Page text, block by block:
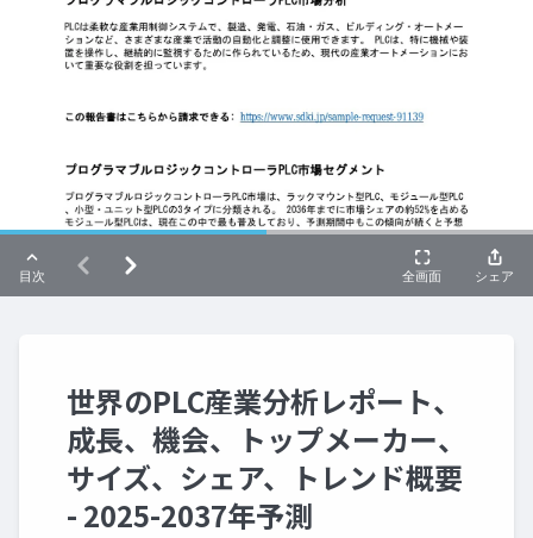
世界のPLC産業分析レポート、
成長、機会、トップメーカー、
サイズ、シェア、トレンド概要
- 2025-2037年予測